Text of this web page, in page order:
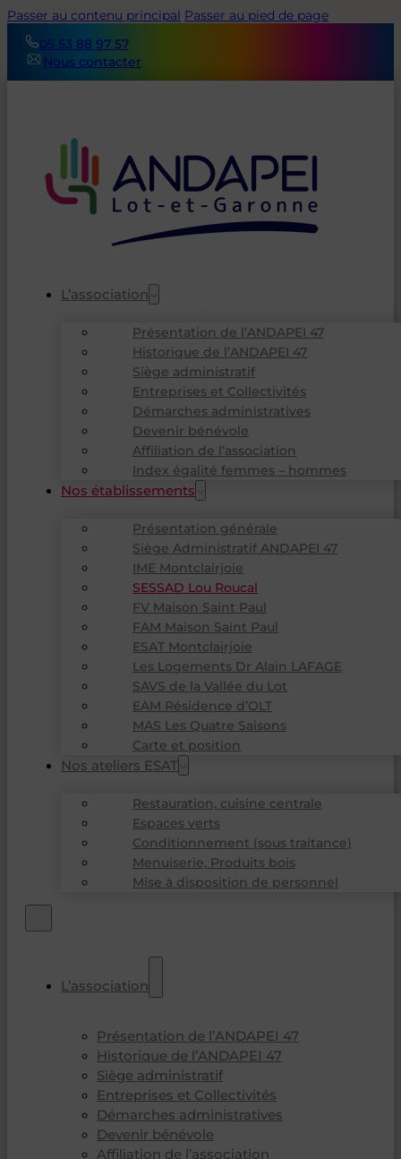
Passer au contenu principal Passer au pied de page
05 53 88 97 57
Nous contacter
L’association
Présentation de l’ANDAPEI 47
Historique de l’ANDAPEI 47
Siège administratif
Entreprises et Collectivités
Démarches administratives
Devenir bénévole
Affiliation de l’association
Index égalité femmes – hommes
Nos établissements
Présentation générale
Siège Administratif ANDAPEI 47
IME Montclairjoie
SESSAD Lou Roucal
FV Maison Saint Paul
FAM Maison Saint Paul
ESAT Montclairjoie
Les Logements Dr Alain LAFAGE
SAVS de la Vallée du Lot
EAM Résidence d’OLT
MAS Les Quatre Saisons
Carte et position
Nos ateliers ESAT
Restauration, cuisine centrale
Espaces verts
Conditionnement (sous traitance)
Menuiserie, Produits bois
Mise à disposition de personnel
L’association
Présentation de l’ANDAPEI 47
Historique de l’ANDAPEI 47
Siège administratif
Entreprises et Collectivités
Démarches administratives
Devenir bénévole
Affiliation de l’association